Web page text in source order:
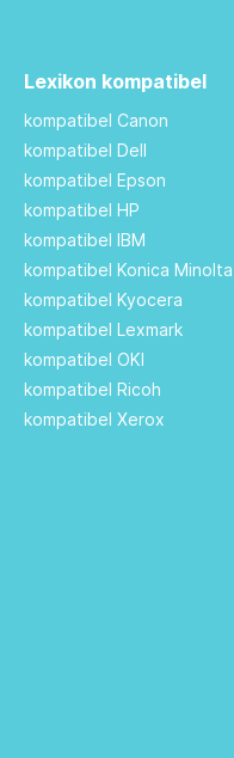
Lexikon kompatibel
kompatibel Canon
kompatibel Dell
kompatibel Epson
kompatibel HP
kompatibel IBM
kompatibel Konica Minolta
kompatibel Kyocera
kompatibel Lexmark
kompatibel OKI
kompatibel Ricoh
kompatibel Xerox